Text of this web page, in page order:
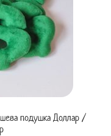
подушка Доллар /